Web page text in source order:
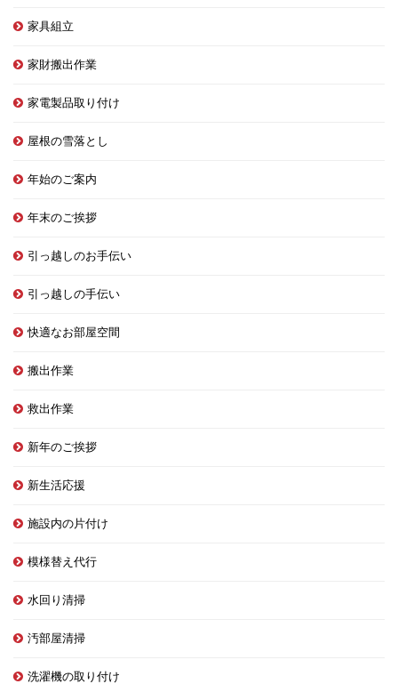
家具組立
家財搬出作業
家電製品取り付け
屋根の雪落とし
年始のご案内
年末のご挨拶
引っ越しのお手伝い
引っ越しの手伝い
快適なお部屋空間
搬出作業
救出作業
新年のご挨拶
新生活応援
施設内の片付け
模様替え代行
水回り清掃
汚部屋清掃
洗濯機の取り付け